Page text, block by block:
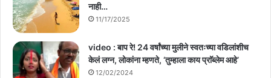
नाही…
11/17/2025
video : बाप रे! 24 वर्षांच्या मुलीने स्वतःच्या वडिलांशीच
केलं लग्न, लोकांना म्हणते, ‘तुम्हाला काय प्राॅब्लेम आहे’
12/02/2024